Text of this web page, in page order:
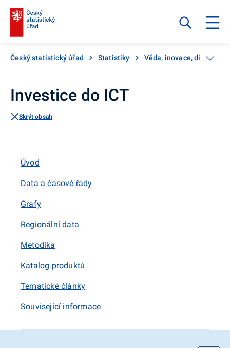
Český statistický úřad Statistiky Věda, inovace,
Investice do ICT
Skrýt obsah
Úvod
Data a časové řady
Grafy
Regionální data
Metodika
Katalog produktů
Tematické články
Související informace